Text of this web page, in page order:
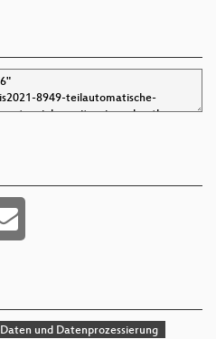
Daten und Datenprozessierung